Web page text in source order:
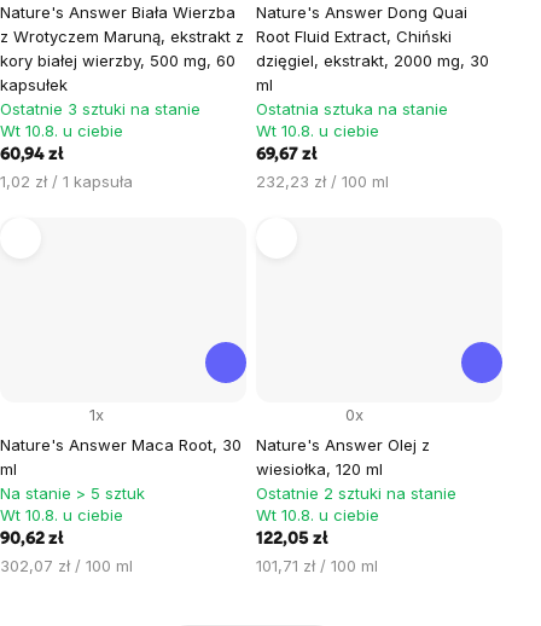
Nature's Answer Biała Wierzba
z Wrotyczem Maruną, ekstrakt z
kory białej wierzby, 500 mg, 60
kapsułek
Ostatnie 3 sztuki na stanie
Wt 10.8. u ciebie
60,94 zł
Cena
1,02 zł / 1 kapsuła
Nature's Answer Dong Quai
Root Fluid Extract, Chiński
dzięgiel, ekstrakt, 2000 mg, 30
ml
Ostatnia sztuka na stanie
Wt 10.8. u ciebie
69,67 zł
Cena
232,23 zł / 100 ml
Nature's Answer Maca Root, 30
ml
1x
Na stanie > 5 sztuk
Wt 10.8. u ciebie
90,62 zł
Cena
302,07 zł / 100 ml
Nature's Answer Olej z
wiesiołka, 120 ml
0x
Ostatnie 2 sztuki na stanie
Wt 10.8. u ciebie
122,05 zł
Cena
101,71 zł / 100 ml